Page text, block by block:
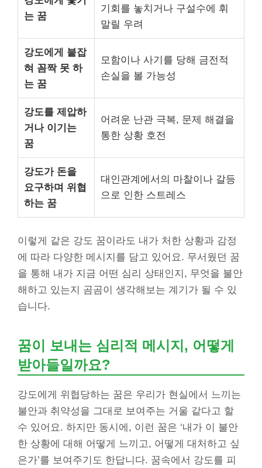
는 꿈
기회를 놓치거나 구설수에 휘
말릴 우려
강도에게 붙잡
혀 꼼짝 못 하
는 꿈
모함이나 사기를 당해 금전적
손실을 볼 가능성
강도를 제압하
거나 이기는
꿈
어려운 난관 극복, 문제 해결을
통한 상황 호전
강도가 돈을
요구하며 위협
하는 꿈
대인관계에서의 마찰이나 갈등
으로 인한 스트레스
이렇게 같은 강도 꿈이라도 내가 처한 상황과 감정
에 따라 다양한 메시지를 담고 있어요. 무서웠던 꿈
을 통해 내가 지금 어떤 심리 상태인지, 무엇을 불안
해하고 있는지 곰곰이 생각해보는 계기가 될 수 있
습니다.
꿈이 보내는 심리적 메시지, 어떻게
받아들일까요?
강도에게 위협당하는 꿈은 우리가 현실에서 느끼는
불안과 취약성을 그대로 보여주는 거울 같다고 할
수 있어요. 하지만 동시에, 이런 꿈은 ‘내가 이 불안
한 상황에 대해 어떻게 느끼고, 어떻게 대처하고 싶
은가’를 보여주기도 한답니다. 꿈속에서 강도를 피